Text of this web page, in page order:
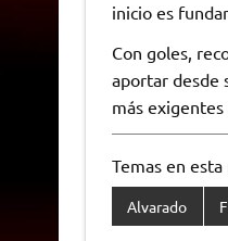
inicio es
Con goles,
aportar desde
más
Temas en esta
Alvarado